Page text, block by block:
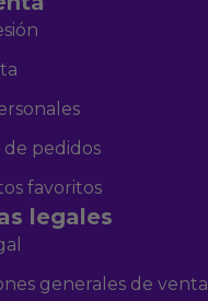
de pedidos
favoritos
legales
generales de venta